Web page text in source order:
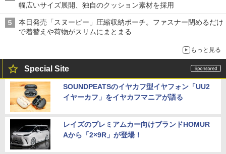
幅広いサイズ展開、独自のクッション素材を採用
本日発売「スヌーピー」圧縮収納ポーチ。ファスナー閉めるだけ
で着替えや荷物がスリムにまとまる
もっと見る
Special Site
SOUNDPEATSのイヤカフ型イヤフォン「UU2
イヤーカフ」をイヤカフマニアが語る
レイズのプレミアムカー向けブランドHOMUR
Aから「2×9R」が登場！